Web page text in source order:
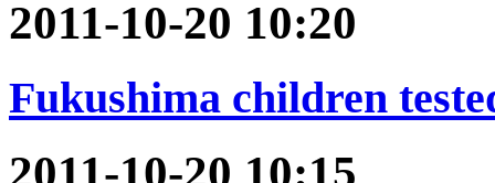
2011-10-20 10:20
Fukushima children
2011-10-20 10:15